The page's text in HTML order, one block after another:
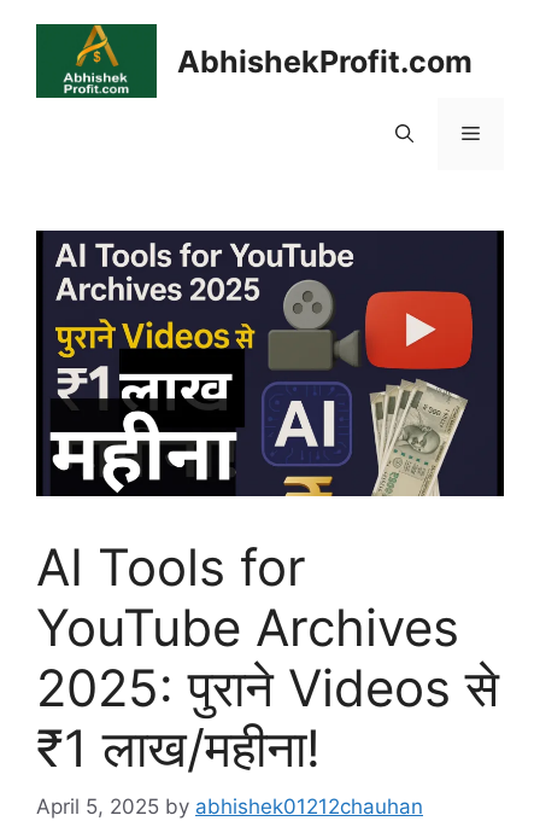
content
AbhishekProfit.com
Menu
AI Tools for
YouTube Archives
2025: पुराने Videos से
₹1 लाख/महीना!
April 5, 2025 by abhishek01212chauhan